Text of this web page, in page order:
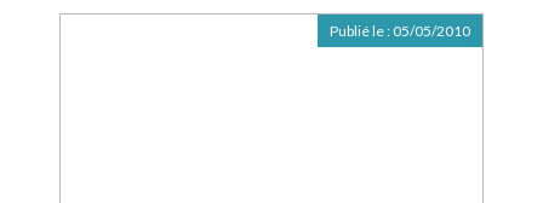
Publié le : 05/05/2010